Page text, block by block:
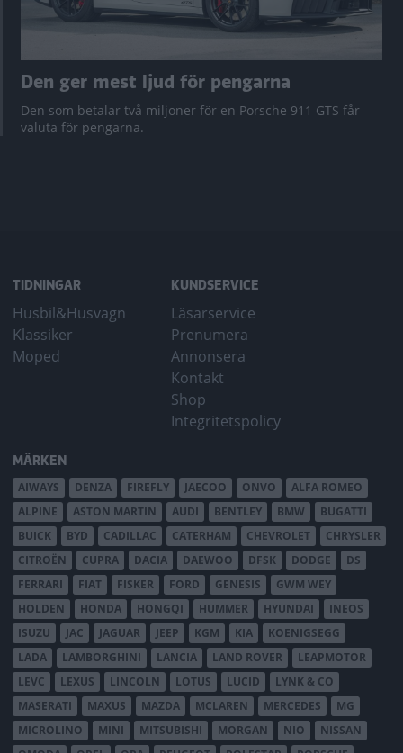
Den ger mest ljud för pengarna
Den som betalar två miljoner för en Porsche 911 GTS får
valuta för pengarna.
TIDNINGAR
Husbil&Husvagn
Klassiker
Moped
KUNDSERVICE
Läsarservice
Prenumera
Annonsera
Kontakt
Shop
Integritetspolicy
MÄRKEN
AIWAYS DENZA FIREFLY JAECOO ONVO
ALFA ROMEO
ALPINE
ASTON MARTIN AUDI BENTLEY BMW
BUGATTI
BUICK
BYD CADILLAC CATERHAM CHEVROLET
CHRYSLER
CITROËN
CUPRA DACIA DAEWOO DFSK DODGE
DS
FERRARI
FIAT FISKER FORD GENESIS
GWM WEY
HOLDEN
HONDA HONGQI HUMMER HYUNDAI
INEOS
ISUZU
JAC JAGUAR JEEP KGM KIA
KOENIGSEGG
LADA
LAMBORGHINI LANCIA LAND ROVER
LEAPMOTOR
LEVC
LEXUS LINCOLN LOTUS LUCID
LYNK & CO
MASERATI
MAXUS MAZDA MCLAREN MERCEDES
MG
MICROLINO
MINI MITSUBISHI MORGAN NIO
NISSAN